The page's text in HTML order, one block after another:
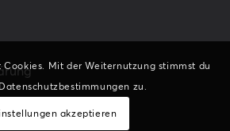
Cookies. Mit der Weiternutzung stimmst du
zu.
akzeptieren